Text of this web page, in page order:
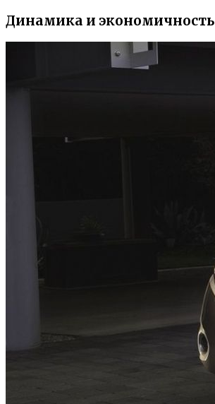
Динамика и экономичность